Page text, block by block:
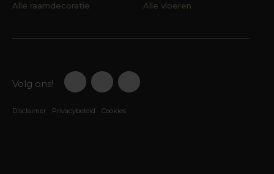
Alle raamdecoratie Alle vloeren
Volg ons!
Disclaimer Privacybeleid Cookies